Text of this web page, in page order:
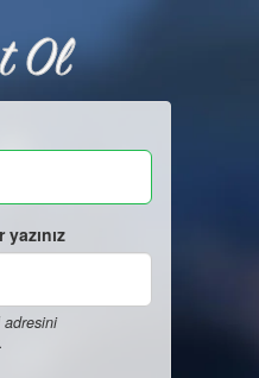
Ol
adresini